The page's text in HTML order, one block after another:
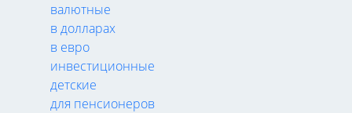
валютные
в долларах
в евро
инвестиционные
детские
для пенсионеров